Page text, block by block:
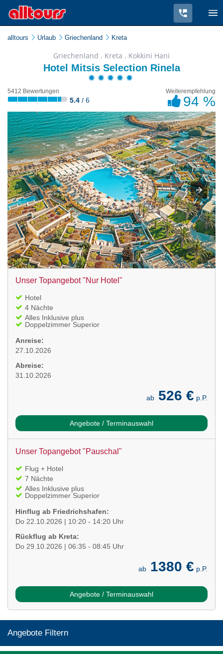
alltours Urlaub Griechenland Kreta
Griechenland . Kreta . Kokkini Hani
Hotel Mitsis Selection Rinela
5412 Bewertungen
5.4 / 6
Weiterempfehlung
94 %
Unser Topangebot "Nur Hotel"
Hotel
4 Nächte
Alles Inklusive plus
Doppelzimmer Superior
Anreise:
27.10.2026
Abreise:
31.10.2026
ab 526 € p.P.
Angebote / Terminauswahl
Unser Topangebot "Pauschal"
Flug + Hotel
7 Nächte
Alles Inklusive plus
Doppelzimmer Superior
Hinflug ab Friedrichshafen:
Do 22.10.2026 | 10:20 - 14:20 Uhr
Rückflug ab Kreta:
Do 29.10.2026 | 06:35 - 08:45 Uhr
ab 1380 € p.P.
Angebote / Terminauswahl
Angebote Filtern